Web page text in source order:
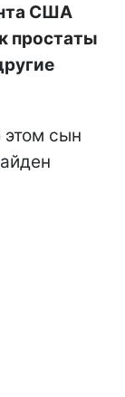
США
простаты
этом сын